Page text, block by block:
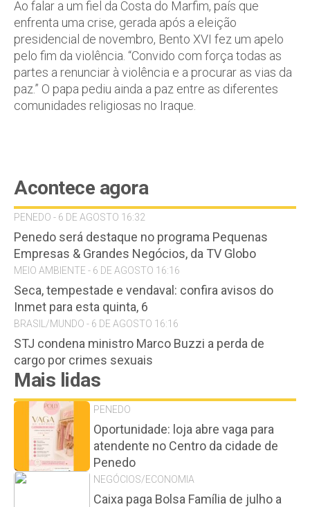
Ao falar a um fiel da Costa do Marfim, país que
enfrenta uma crise, gerada após a eleição
presidencial de novembro, Bento XVI fez um apelo
pelo fim da violência. “Convido com força todas as
partes a renunciar à violência e a procurar as vias da
paz.” O papa pediu ainda a paz entre as diferentes
comunidades religiosas no Iraque.
Acontece agora
PENEDO - 6 DE AGOSTO 16:32
Penedo será destaque no programa Pequenas
Empresas & Grandes Negócios, da TV Globo
MEIO AMBIENTE - 6 DE AGOSTO 16:16
Seca, tempestade e vendaval: confira avisos do
Inmet para esta quinta, 6
BRASIL/MUNDO - 6 DE AGOSTO 16:16
STJ condena ministro Marco Buzzi a perda de
cargo por crimes sexuais
Mais lidas
PENEDO
Oportunidade: loja abre vaga para
atendente no Centro da cidade de
Penedo
NEGÓCIOS/ECONOMIA
Caixa paga Bolsa Família de julho a